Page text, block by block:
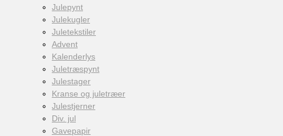
Julepynt
Julekugler
Juletekstiler
Advent
Kalenderlys
Juletræspynt
Julestager
Kranse og juletræer
Julestjerner
Div. jul
Gavepapir